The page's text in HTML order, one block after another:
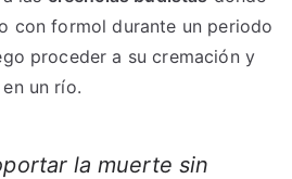
con formol durante un periodo
proceder a su cremación y
un río.
la muerte sin